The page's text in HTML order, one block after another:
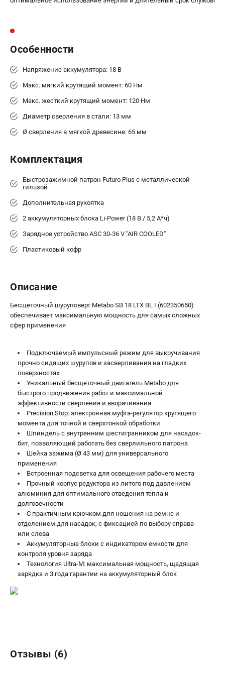
Особенности
Напряжение аккумулятора: 18 В
Макс. мягкий крутящий момент: 60 Нм
Макс. жесткий крутящий момент: 120 Нм
Диаметр сверления в стали: 13 мм
Ø сверления в мягкой древесине: 65 мм
Комплектация
Быстрозажимной патрон Futuro Plus с металлической
гильзой
Дополнительная рукоятка
2 аккумуляторных блока Li-Power (18 В / 5,2 А*ч)
Зарядное устройство ASC 30-36 V "AIR COOLED"
Пластиковый кофр
Описание
Бесщеточный шуруповерт Metabo SB 18 LTX BL I (602350650)
обеспечивает максимальную мощность для самых сложных
сфер применения
Подключаемый импульсный режим для выкручивания
прочно сидящих шурупов и засверливания на гладких
поверхностях
Уникальный бесщеточный двигатель Metabo для
быстрого продвижения работ и максимальной
эффективности сверления и вворачивания
Precision Stop: электронная муфта-регулятор крутящего
момента для точной и сверхтонкой обработки
Шпиндель с внутренним шестигранником для насадок-
бит, позволяющий работать без сверлильного патрона
Шейка зажима (Ø 43 мм) для универсального
применения
Встроенная подсветка для освещения рабочего места
Прочный корпус редуктора из литого под давлением
алюминия для оптимального отведения тепла и
долговечности
С практичным крючком для ношения на ремне и
отделением для насадок, с фиксацией по выбору справа
или слева
Аккумуляторные блоки с индикатором емкости для
контроля уровня заряда
Технология Ultra-M: максимальная мощность, щадящая
зарядка и 3 года гарантии на аккумуляторный блок
Отзывы (6)